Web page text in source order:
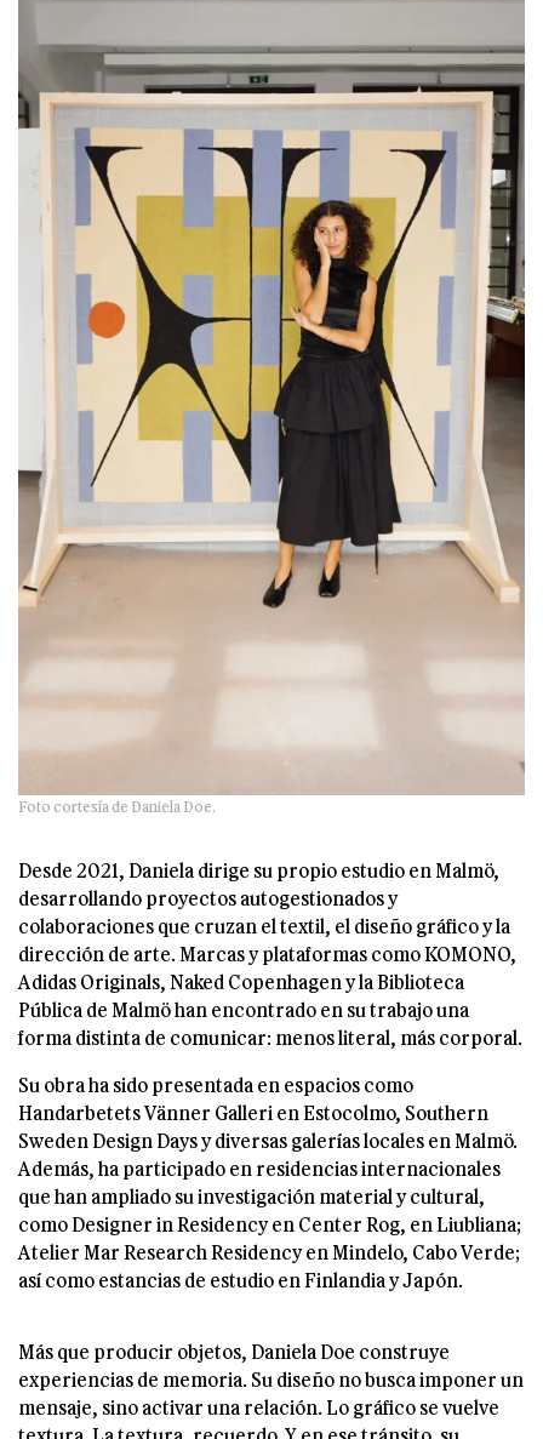
Foto cortesía de Daniela Doe.
Desde 2021, Daniela dirige su propio estudio en Malmö,
desarrollando proyectos autogestionados y
colaboraciones que cruzan el textil, el diseño gráfico y la
dirección de arte. Marcas y plataformas como KOMONO,
Adidas Originals, Naked Copenhagen y la Biblioteca
Pública de Malmö han encontrado en su trabajo una
forma distinta de comunicar: menos literal, más corporal.
Su obra ha sido presentada en espacios como
Handarbetets Vänner Galleri en Estocolmo, Southern
Sweden Design Days y diversas galerías locales en Malmö.
Además, ha participado en residencias internacionales
que han ampliado su investigación material y cultural,
como Designer in Residency en Center Rog, en Liubliana;
Atelier Mar Research Residency en Mindelo, Cabo Verde;
así como estancias de estudio en Finlandia y Japón.
Más que producir objetos, Daniela Doe construye
experiencias de memoria. Su diseño no busca imponer un
mensaje, sino activar una relación. Lo gráfico se vuelve
textura. La textura, recuerdo. Y en ese tránsito, su